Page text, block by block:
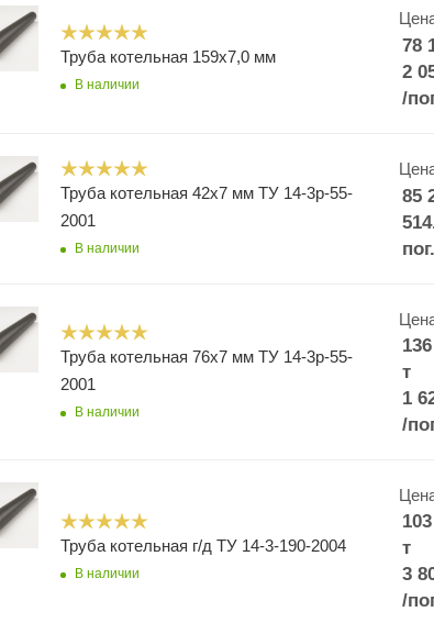
Труба котельная 159х7,0 мм
В наличии
78
2
/
Труба котельная 42х7 мм ТУ 14-3р-55-
2001
В наличии
85
Труба котельная 76х7 мм ТУ 14-3р-55-
2001
В наличии
т
1
/
Труба котельная г/д ТУ 14-3-190-2004
В наличии
т
3
/